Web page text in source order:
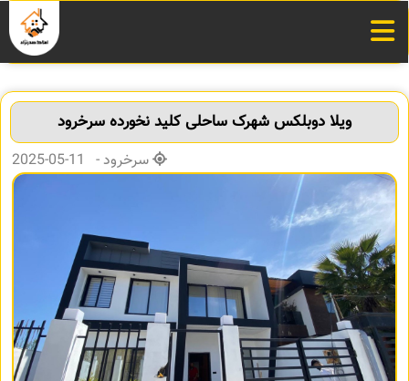
ویلا دوبلکس شهرک ساحلی کلید نخورده سرخرود
سرخرود - 11-05-2025